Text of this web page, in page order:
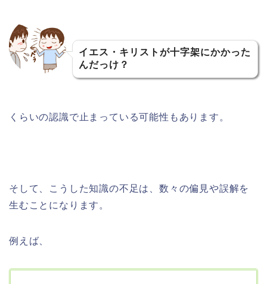
イエス・キリストが十字架にかかった
んだっけ？
くらいの認識で止まっている可能性もあります。
そして、こうした知識の不足は、数々の偏見や誤解を
生むことになります。
例えば、